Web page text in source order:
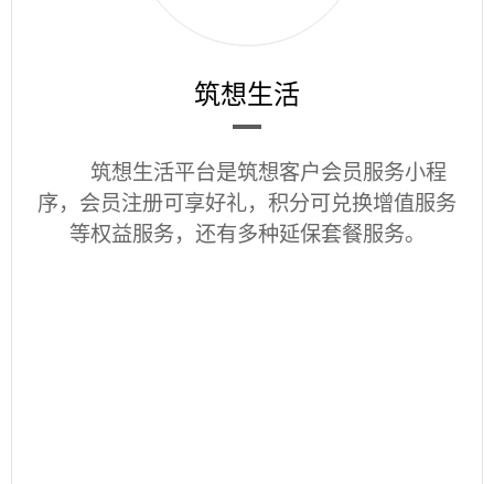
筑想生活
筑想生活平台是筑想客户会员服务小程
序，会员注册可享好礼，积分可兑换增值服务
等权益服务，还有多种延保套餐服务。